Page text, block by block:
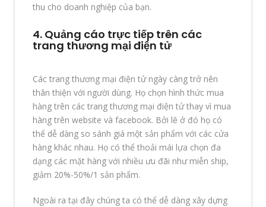
thu cho doanh nghiệp của bạn.
4. Quảng cáo trực tiếp trên các
trang thương mại điện tử
Các trang thương mại điện tử ngày càng trở nên
thân thiện với người dùng. Họ chọn hình thức mua
hàng trên các trang thương mại điện tử thay vì mua
hàng trên website và facebook. Bởi lẽ ở đó họ có
thể dễ dàng so sánh giá một sản phẩm với các cửa
hàng khác nhau. Họ có thể thoải mái lựa chọn đa
dạng các mặt hàng với nhiều ưu đãi như miễn ship,
giảm 20%-50%/1 sản phẩm.
Ngoài ra tại đây chúng ta có thể dễ dàng xây dựng